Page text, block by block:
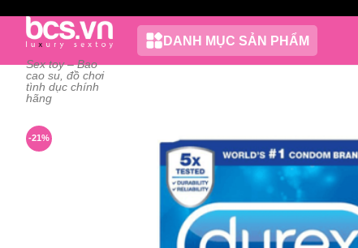
dungSex toy – Bao
cao su, đồ chơi
tình dục chính
hãng
DANH MỤC SẢN PHẨM
-21%